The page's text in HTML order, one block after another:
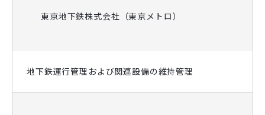
東京地下鉄株式会社（東京メトロ）
地下鉄運行管理および関連設備の維持管理